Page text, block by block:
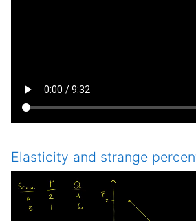
Elasticity and strange